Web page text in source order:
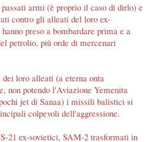
armi (è proprio il caso di dirlo) e
contro gli alleati del loro ex-
preso a bombardare prima e a
petrolio, più orde di mercenari
loro alleati (a eterna onta
non potendo l'Aviazione Yemenita
jet di Sanaa) i missili balistici si
colpevoli dell'aggressione.
21 ex-sovietici, SAM-2 trasformati in